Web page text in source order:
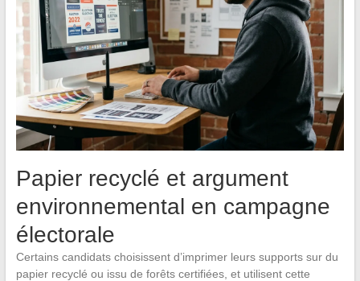
Papier recyclé et argument
environnemental en campagne
électorale
Certains candidats choisissent d’imprimer leurs supports sur du
papier recyclé ou issu de forêts certifiées, et utilisent cette